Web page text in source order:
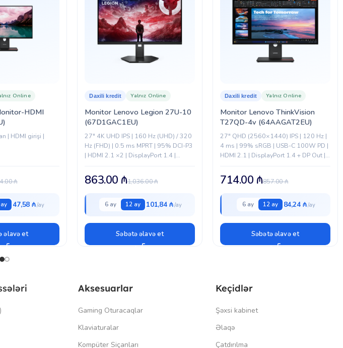
HDMI
Online
| HDMI girişi |
₼
47,58 ₼
əlavə et
Monitor Lenovo Legion 27U-10
(67D1GAC1EU)
Daxili kredit Yalnız Online
27" 4K UHD IPS | 160 Hz (UHD) / 320
Hz (FHD) | 0.5 ms MPRT | 95% DCI-P3
| HDMI 2.1 ×2 | DisplayPort 1.4 |
1,036.00₼
863.00 ₼
6 ay 12 ay 101,84 ₼
Səbətə əlavə et
Monitor Lenovo ThinkVision
T27QD-4v (64AAGAT2EU)
Daxili kredit Yalnız Online
27" QHD (2560×1440) IPS | 120 Hz |
4 ms | 99% sRGB | USB-C 100W PD |
HDMI 2.1 | DisplayPort 1.4 + DP Out |
857.00₼
714.00 ₼
6 ay 12 ay 84,24 ₼
Səbətə əlavə et
Aksesuarlar
Gaming Oturacaqlar
Klaviaturalar
Kompüter Siçanları
Keçidlər
Şəxsi kabinet
Əlaqə
Çatdırılma